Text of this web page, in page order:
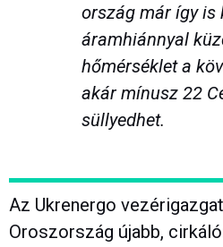
ország már így is
áramhiánnyal
hőmérséklet a
akár mínusz 22
süllyedhet.
Az Ukrenergo
Oroszország újabb,